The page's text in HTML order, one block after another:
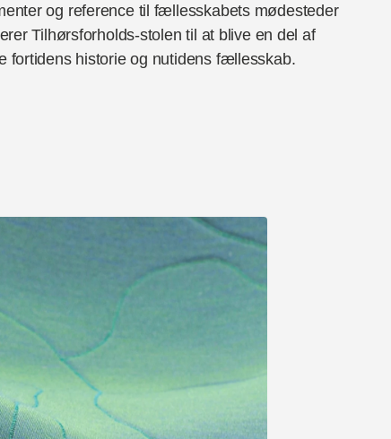
og reference til fællesskabets mødesteder
Tilhørsforholds-stolen til at blive en del af
fortidens historie og nutidens fællesskab.